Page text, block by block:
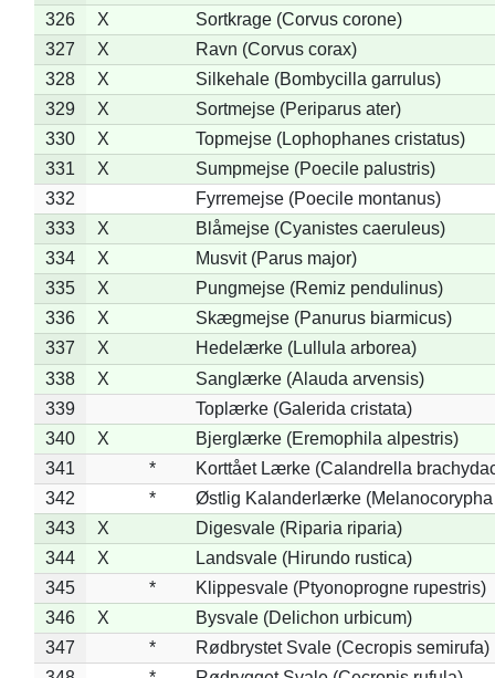
326
X
Sortkrage (Corvus corone)
327
X
Ravn (Corvus corax)
328
X
Silkehale (Bombycilla garrulus)
329
X
Sortmejse (Periparus ater)
330
X
Topmejse (Lophophanes cristatus)
331
X
Sumpmejse (Poecile palustris)
332
Fyrremejse (Poecile montanus)
333
X
Blåmejse (Cyanistes caeruleus)
334
X
Musvit (Parus major)
335
X
Pungmejse (Remiz pendulinus)
336
X
Skægmejse (Panurus biarmicus)
337
X
Hedelærke (Lullula arborea)
338
X
Sanglærke (Alauda arvensis)
339
Toplærke (Galerida cristata)
340
X
Bjerglærke (Eremophila alpestris)
341
*
Korttået Lærke (Calandrella
342
*
Østlig Kalanderlærke (Melanocorypha
343
X
Digesvale (Riparia riparia)
344
X
Landsvale (Hirundo rustica)
345
*
Klippesvale (Ptyonoprogne rupestris)
346
X
Bysvale (Delichon urbicum)
347
*
Rødbrystet Svale (Cecropis semirufa)